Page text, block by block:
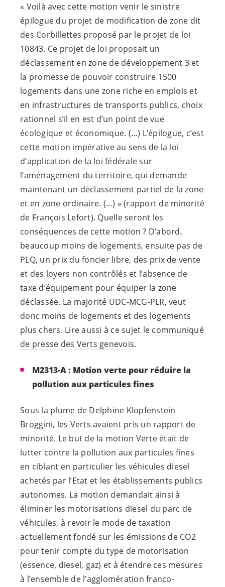
« Voilà avec cette motion venir le sinistre
épilogue du projet de modification de zone dit
des Corbillettes proposé par le projet de loi
10843. Ce projet de loi proposait un
déclassement en zone de développement 3 et
la promesse de pouvoir construire 1500
logements dans une zone riche en emplois et
en infrastructures de transports publics, choix
rationnel s’il en est d’un point de vue
écologique et économique. (…) L’épilogue, c’est
cette motion impérative au sens de la loi
d’application de la loi fédérale sur
l’aménagement du territoire, qui demande
maintenant un déclassement partiel de la zone
et en zone ordinaire. (…) » (rapport de minorité
de François Lefort). Quelle seront les
conséquences de cette motion ? D’abord,
beaucoup moins de logements, ensuite pas de
PLQ, un prix du foncier libre, des prix de vente
et des loyers non contrôlés et l’absence de
taxe d’équipement pour équiper la zone
déclassée. La majorité UDC-MCG-PLR, veut
donc moins de logements et des logements
plus chers. Lire aussi à ce sujet le communiqué
de presse des Verts genevois.
M2313-A : Motion verte pour réduire la
pollution aux particules fines
Sous la plume de Delphine Klopfenstein
Broggini, les Verts avaient pris un rapport de
minorité. Le but de la motion Verte était de
lutter contre la pollution aux particules fines
en ciblant en particulier les véhicules diesel
achetés par l’Etat et les établissements publics
autonomes. La motion demandait ainsi à
éliminer les motorisations diesel du parc de
véhicules, à revoir le mode de taxation
actuellement fondé sur les émissions de CO2
pour tenir compte du type de motorisation
(essence, diesel, gaz) et à étendre ces mesures
à l’ensemble de l’agglomération franco-